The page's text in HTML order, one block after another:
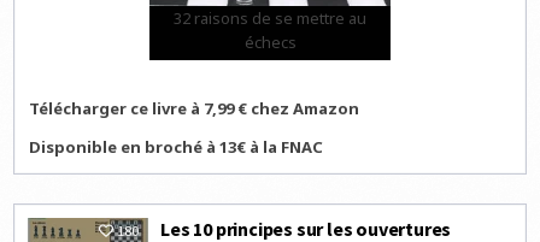
32 raisons de se mettre au
échecs
Télécharger ce livre à 7,99 € chez Amazon
Disponible en broché à 13€ à la FNAC
180 Les 10 principes sur les ouvertures